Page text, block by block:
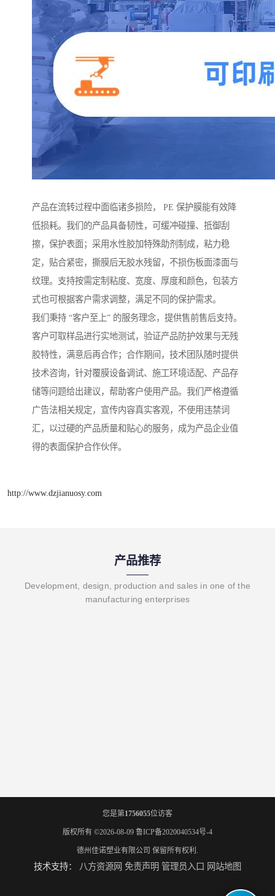
产品在流转过程中面临诸多损险， PE 保护膜能有效降
低损耗。我们的产品具备韧性，可缓冲碰撞、抵御刮
擦，保护表面；采用水性胶加特殊助剂制成，粘力稳
定，贴合紧密，撕膜后无胶水残留，不损伤板面漆面与
纹理。支持按需定制粘度、宽度、厚度和颜色，包装方
式也可根据客户需求调整，满足不同的保护需求。
我们秉持 “客户至上” 的服务理念，提供售前售后支持。
客户可取样品进行实地测试，验证产品防护效果与无残
胶特性，满意后再合作；合作期间，技术团队随时提供
技术咨询，针对覆膜设备调试、施工环境适配、产品存
储等问题给出建议，帮助客户使用产品。我们严格遵循
广告法相关规定，宣传内容真实客观，不使用违禁词
汇，以过硬的产品质量和贴心的服务，成为产品企业值
得的表面保护合作伙伴。
http://www.dzjianuosy.com
产品推荐
Development, design, production and sales in one of the
manufacturing enterprises
您是第1756055位访客
版权所有 ©2026-08-09 鲁ICP备2020040534号-4
德州佳诺塑业有限公司 保留所有权利.
技术支持： 八方资源网 免责声明 管理员入口 网站地图